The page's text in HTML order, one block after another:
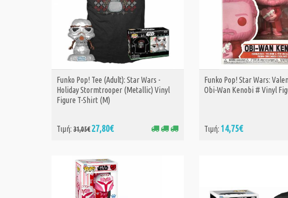
ΑΓΟΡΑ
Funko Pop! Tee (Adult): Star Wars -
Holiday Stormtrooper (Metallic) Vinyl
Figure T-Shirt (M)
Τιμή: 31,05€27,80€
ΑΓΟΡΑ
Funko Pop! Star Wars:
Obi-Wan Kenobi # Vinyl
Τιμή: 14,75€